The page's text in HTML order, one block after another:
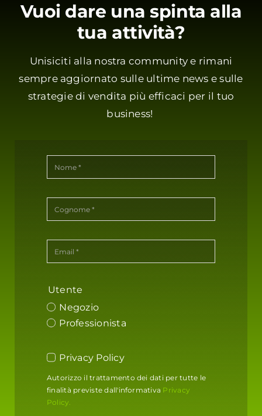
Vuoi dare una spinta alla
tua attività?
Unisiciti alla nostra community e rimani
sempre aggiornato sulle ultime news e sulle
strategie di vendita più efficaci per il tuo
business!
Utente
Negozio
Professionista
Privacy Policy
Autorizzo il trattamento dei dati per tutte le
finalità previste dall'informativa Privacy
Policy.